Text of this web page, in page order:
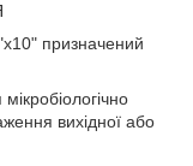
призначений
вихідної або